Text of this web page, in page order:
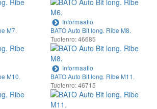
Informaatio
M7.
BATO Auto Bit long. Ribe M8.
Tuotenro: 46685
Informaatio
M10.
BATO Auto Bit long. Ribe M11.
Tuotenro: 46715